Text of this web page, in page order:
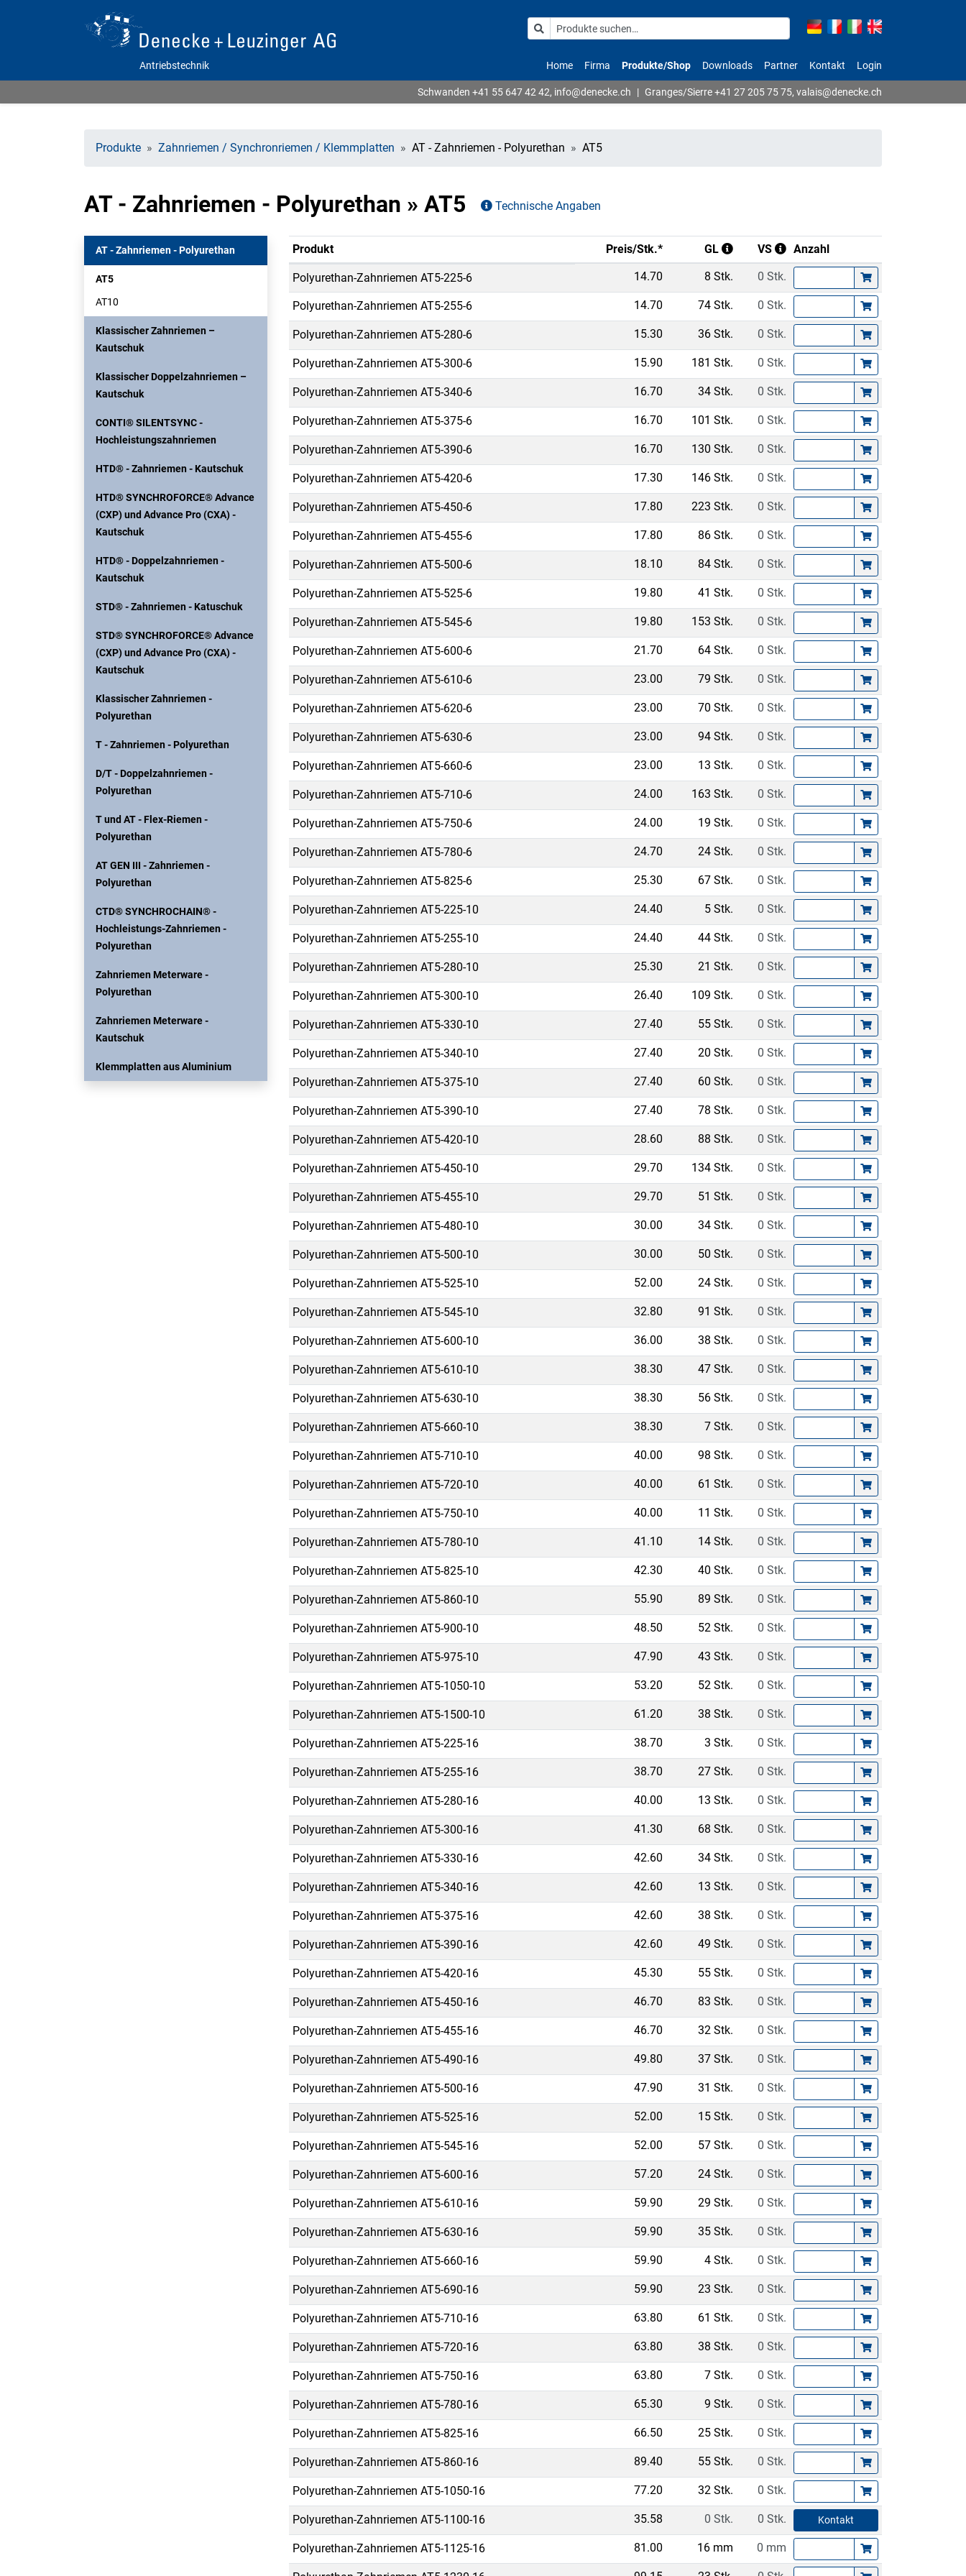
Antriebstechnik Home Firma Produkte/Shop Downloads Partner Kontakt Login
Schwanden +41 55 647 42 42, info@denecke.ch | Granges/Sierre+41 27 205 75 75, valais@denecke.ch
Produkte Zahnriemen / Synchronriemen / Klemmplatten AT - Zahnriemen - Polyurethan AT5
AT - Zahnriemen - Polyurethan » AT5 Technische Angaben
AT - Zahnriemen - Polyurethan
AT5
AT10
Klassischer Zahnriemen –
Kautschuk
Klassischer Doppelzahnriemen –
Kautschuk
CONTI® SILENTSYNC -
Hochleistungszahnriemen
HTD® - Zahnriemen - Kautschuk
HTD® SYNCHROFORCE® Advance
(CXP) und Advance Pro (CXA) -
Kautschuk
HTD® - Doppelzahnriemen -
Kautschuk
STD® - Zahnriemen - Katuschuk
STD® SYNCHROFORCE® Advance
(CXP) und Advance Pro (CXA) -
Kautschuk
Klassischer Zahnriemen -
Polyurethan
T - Zahnriemen - Polyurethan
D/T - Doppelzahnriemen -
Polyurethan
T und AT - Flex-Riemen -
Polyurethan
AT GEN III - Zahnriemen -
Polyurethan
CTD® SYNCHROCHAIN® -
Hochleistungs-Zahnriemen -
Polyurethan
Zahnriemen Meterware -
Polyurethan
Zahnriemen Meterware -
Kautschuk
Klemmplatten aus Aluminium
Produkt Preis/Stk.* GL VS Anzahl
Polyurethan-Zahnriemen AT5-225-6 14.70 8 Stk. 0 Stk.
Polyurethan-Zahnriemen AT5-255-6 14.70 74 Stk. 0 Stk.
Polyurethan-Zahnriemen AT5-280-6 15.30 36 Stk. 0 Stk.
Polyurethan-Zahnriemen AT5-300-6 15.90 181 Stk. 0 Stk.
Polyurethan-Zahnriemen AT5-340-6 16.70 34 Stk. 0 Stk.
Polyurethan-Zahnriemen AT5-375-6 16.70 101 Stk. 0 Stk.
Polyurethan-Zahnriemen AT5-390-6 16.70 130 Stk. 0 Stk.
Polyurethan-Zahnriemen AT5-420-6 17.30 146 Stk. 0 Stk.
Polyurethan-Zahnriemen AT5-450-6 17.80 223 Stk. 0 Stk.
Polyurethan-Zahnriemen AT5-455-6 17.80 86 Stk. 0 Stk.
Polyurethan-Zahnriemen AT5-500-6 18.10 84 Stk. 0 Stk.
Polyurethan-Zahnriemen AT5-525-6 19.80 41 Stk. 0 Stk.
Polyurethan-Zahnriemen AT5-545-6 19.80 153 Stk. 0 Stk.
Polyurethan-Zahnriemen AT5-600-6 21.70 64 Stk. 0 Stk.
Polyurethan-Zahnriemen AT5-610-6 23.00 79 Stk. 0 Stk.
Polyurethan-Zahnriemen AT5-620-6 23.00 70 Stk. 0 Stk.
Polyurethan-Zahnriemen AT5-630-6 23.00 94 Stk. 0 Stk.
Polyurethan-Zahnriemen AT5-660-6 23.00 13 Stk. 0 Stk.
Polyurethan-Zahnriemen AT5-710-6 24.00 163 Stk. 0 Stk.
Polyurethan-Zahnriemen AT5-750-6 24.00 19 Stk. 0 Stk.
Polyurethan-Zahnriemen AT5-780-6 24.70 24 Stk. 0 Stk.
Polyurethan-Zahnriemen AT5-825-6 25.30 67 Stk. 0 Stk.
Polyurethan-Zahnriemen AT5-225-10 24.40 5 Stk. 0 Stk.
Polyurethan-Zahnriemen AT5-255-10 24.40 44 Stk. 0 Stk.
Polyurethan-Zahnriemen AT5-280-10 25.30 21 Stk. 0 Stk.
Polyurethan-Zahnriemen AT5-300-10 26.40 109 Stk. 0 Stk.
Polyurethan-Zahnriemen AT5-330-10 27.40 55 Stk. 0 Stk.
Polyurethan-Zahnriemen AT5-340-10 27.40 20 Stk. 0 Stk.
Polyurethan-Zahnriemen AT5-375-10 27.40 60 Stk. 0 Stk.
Polyurethan-Zahnriemen AT5-390-10 27.40 78 Stk. 0 Stk.
Polyurethan-Zahnriemen AT5-420-10 28.60 88 Stk. 0 Stk.
Polyurethan-Zahnriemen AT5-450-10 29.70 134 Stk. 0 Stk.
Polyurethan-Zahnriemen AT5-455-10 29.70 51 Stk. 0 Stk.
Polyurethan-Zahnriemen AT5-480-10 30.00 34 Stk. 0 Stk.
Polyurethan-Zahnriemen AT5-500-10 30.00 50 Stk. 0 Stk.
Polyurethan-Zahnriemen AT5-525-10 52.00 24 Stk. 0 Stk.
Polyurethan-Zahnriemen AT5-545-10 32.80 91 Stk. 0 Stk.
Polyurethan-Zahnriemen AT5-600-10 36.00 38 Stk. 0 Stk.
Polyurethan-Zahnriemen AT5-610-10 38.30 47 Stk. 0 Stk.
Polyurethan-Zahnriemen AT5-630-10 38.30 56 Stk. 0 Stk.
Polyurethan-Zahnriemen AT5-660-10 38.30 7 Stk. 0 Stk.
Polyurethan-Zahnriemen AT5-710-10 40.00 98 Stk. 0 Stk.
Polyurethan-Zahnriemen AT5-720-10 40.00 61 Stk. 0 Stk.
Polyurethan-Zahnriemen AT5-750-10 40.00 11 Stk. 0 Stk.
Polyurethan-Zahnriemen AT5-780-10 41.10 14 Stk. 0 Stk.
Polyurethan-Zahnriemen AT5-825-10 42.30 40 Stk. 0 Stk.
Polyurethan-Zahnriemen AT5-860-10 55.90 89 Stk. 0 Stk.
Polyurethan-Zahnriemen AT5-900-10 48.50 52 Stk. 0 Stk.
Polyurethan-Zahnriemen AT5-975-10 47.90 43 Stk. 0 Stk.
Polyurethan-Zahnriemen AT5-1050-10 53.20 52 Stk. 0 Stk.
Polyurethan-Zahnriemen AT5-1500-10 61.20 38 Stk. 0 Stk.
Polyurethan-Zahnriemen AT5-225-16 38.70 3 Stk. 0 Stk.
Polyurethan-Zahnriemen AT5-255-16 38.70 27 Stk. 0 Stk.
Polyurethan-Zahnriemen AT5-280-16 40.00 13 Stk. 0 Stk.
Polyurethan-Zahnriemen AT5-300-16 41.30 68 Stk. 0 Stk.
Polyurethan-Zahnriemen AT5-330-16 42.60 34 Stk. 0 Stk.
Polyurethan-Zahnriemen AT5-340-16 42.60 13 Stk. 0 Stk.
Polyurethan-Zahnriemen AT5-375-16 42.60 38 Stk. 0 Stk.
Polyurethan-Zahnriemen AT5-390-16 42.60 49 Stk. 0 Stk.
Polyurethan-Zahnriemen AT5-420-16 45.30 55 Stk. 0 Stk.
Polyurethan-Zahnriemen AT5-450-16 46.70 83 Stk. 0 Stk.
Polyurethan-Zahnriemen AT5-455-16 46.70 32 Stk. 0 Stk.
Polyurethan-Zahnriemen AT5-490-16 49.80 37 Stk. 0 Stk.
Polyurethan-Zahnriemen AT5-500-16 47.90 31 Stk. 0 Stk.
Polyurethan-Zahnriemen AT5-525-16 52.00 15 Stk. 0 Stk.
Polyurethan-Zahnriemen AT5-545-16 52.00 57 Stk. 0 Stk.
Polyurethan-Zahnriemen AT5-600-16 57.20 24 Stk. 0 Stk.
Polyurethan-Zahnriemen AT5-610-16 59.90 29 Stk. 0 Stk.
Polyurethan-Zahnriemen AT5-630-16 59.90 35 Stk. 0 Stk.
Polyurethan-Zahnriemen AT5-660-16 59.90 4 Stk. 0 Stk.
Polyurethan-Zahnriemen AT5-690-16 59.90 23 Stk. 0 Stk.
Polyurethan-Zahnriemen AT5-710-16 63.80 61 Stk. 0 Stk.
Polyurethan-Zahnriemen AT5-720-16 63.80 38 Stk. 0 Stk.
Polyurethan-Zahnriemen AT5-750-16 63.80 7 Stk. 0 Stk.
Polyurethan-Zahnriemen AT5-780-16 65.30 9 Stk. 0 Stk.
Polyurethan-Zahnriemen AT5-825-16 66.50 25 Stk. 0 Stk.
Polyurethan-Zahnriemen AT5-860-16 89.40 55 Stk. 0 Stk.
Polyurethan-Zahnriemen AT5-1050-16 77.20 32 Stk. 0 Stk.
Polyurethan-Zahnriemen AT5-1100-16 35.58 0 Stk. 0 Stk. Kontakt
Polyurethan-Zahnriemen AT5-1125-16 81.00 16 mm 0 mm